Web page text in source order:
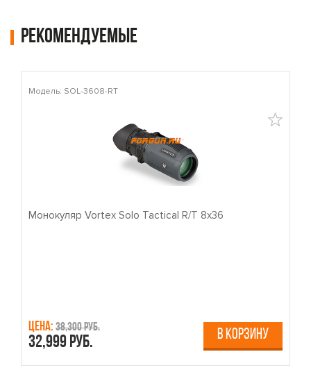
Рекомендуемые
Модель: SOL-3608-RT
Монокуляр Vortex Solo Tactical R/T 8x36
Цена: 38,300 руб.
32,999 руб. В КОРЗИНУ